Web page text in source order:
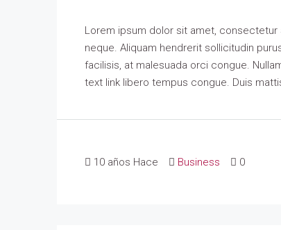
Lorem ipsum dolor sit amet,
neque. Aliquam hendrerit sollicitudin
facilisis, at malesuada orci congue.
text link libero tempus congue. Duis
10 años Hace Business 0